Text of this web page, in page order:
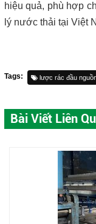
hiệu quả, phù hợp
lý nước thải tại Việt
Tags: lược rác đầu
Bài Viết Liên